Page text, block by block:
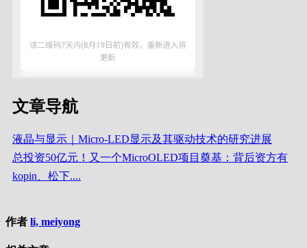
文章导航
液晶与显示｜Micro-LED显示及其驱动技术的研究进展
总投资50亿元！又一个MicroOLED项目奠基：背后资方有
kopin、松下....
作者 li, meiyong